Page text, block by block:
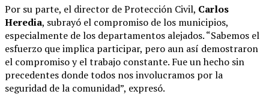
Por su parte, el director de Protección Civil, Carlos
Heredia, subrayó el compromiso de los municipios,
especialmente de los departamentos alejados. “Sabemos el
esfuerzo que implica participar, pero aun así demostraron
el compromiso y el trabajo constante. Fue un hecho sin
precedentes donde todos nos involucramos por la
seguridad de la comunidad”, expresó.